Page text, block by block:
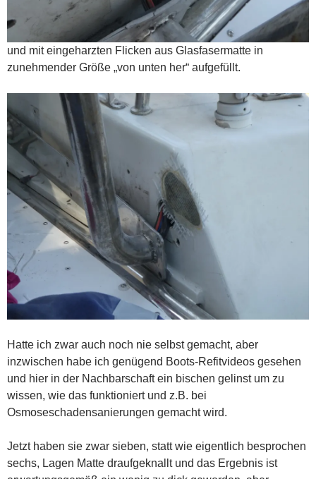
und mit eingeharzten Flicken aus Glasfasermatte in
zunehmender Größe „von unten her“ aufgefüllt.
Hatte ich zwar auch noch nie selbst gemacht, aber
inzwischen habe ich genügend Boots-Refitvideos gesehen
und hier in der Nachbarschaft ein bischen gelinst um zu
wissen, wie das funktioniert und z.B. bei
Osmoseschadensanierungen gemacht wird.
Jetzt haben sie zwar sieben, statt wie eigentlich besprochen
sechs, Lagen Matte draufgeknallt und das Ergebnis ist